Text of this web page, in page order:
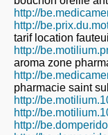
http://
http://
tarif location
http://
aroma zone
http://
pharmacie saint
http://
http://
http://